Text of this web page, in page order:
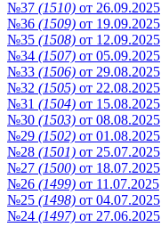
№37 (1510) от 26.09.2025
№36 (1509) от 19.09.2025
№35 (1508) от 12.09.2025
№34 (1507) от 05.09.2025
№33 (1506) от 29.08.2025
№32 (1505) от 22.08.2025
№31 (1504) от 15.08.2025
№30 (1503) от 08.08.2025
№29 (1502) от 01.08.2025
№28 (1501) от 25.07.2025
№27 (1500) от 18.07.2025
№26 (1499) от 11.07.2025
№25 (1498) от 04.07.2025
№24 (1497) от 27.06.2025